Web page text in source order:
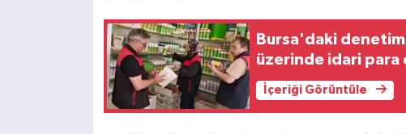
Bursa'daki
üzerinde idari para
İçeriği Görüntüle